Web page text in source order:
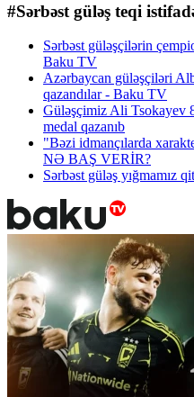
#Sərbəst güləş teqi
Sərbəst güləşçilərin
Baku TV
Azərbaycan güləşçiləri
qazandılar - Baku TV
Güləşçimiz Ali Tsokayev
medal qazanıb
"Bəzi idmançılarda
NƏ BAŞ VERİR?
Sərbəst güləş yığmamız